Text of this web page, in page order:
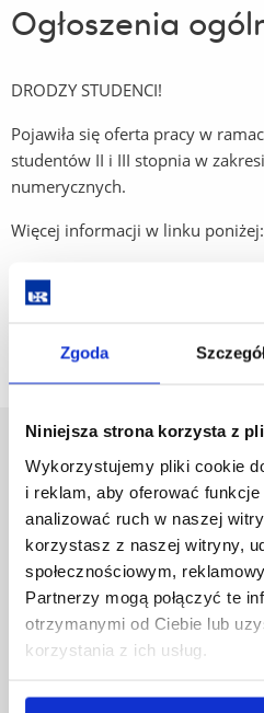
Zgoda
Niniejsza strona korzysta z
Wykorzystujemy pliki cookie
i reklam, aby oferować funkcje
analizować ruch w naszej
korzystasz z naszej witryny,
społecznościowym,
Partnerzy mogą połączyć te
otrzymanymi od Ciebie lub
korzystania z ich usług.
Ogłoszenia
DRODZY STUDENCI!
Pojawiła się oferta pracy w
studentów II i III stopnia w
numerycznych.
Więcej informacji w linku poniżej:
Job offer: MSc or PhD student
Al. Tadeusza Rejtana 16C
35-959 Rzeszów
Pomiń
nawigację
przejdź
do
Polityka prywatności
Mapa serwisu
Biblioteka
Wydawnictwo
Covid info